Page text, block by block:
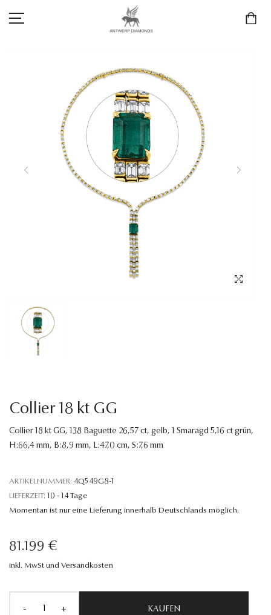
LIEBE & VERLOBUNG
ANTWERP DIAMONDS LUXURY COLLECTION
3D TRAURINGKONFIGURATION
Collier 18 kt GG
Collier 18 kt GG, 138 Baguette 26,57 ct, gelb, 1 Smaragd 5,16 ct grün,
H:66,4 mm, B:8,9 mm, L:47,0 cm, S:7,6 mm
ARTIKELNUMMER: 4Q549G8-1
LIEFERZEIT: 10 - 14 Tage
Momentan ist nur eine Lieferung innerhalb Deutschlands möglich.
81.199 €
inkl. MwSt und Versandkosten
- + KAUFEN